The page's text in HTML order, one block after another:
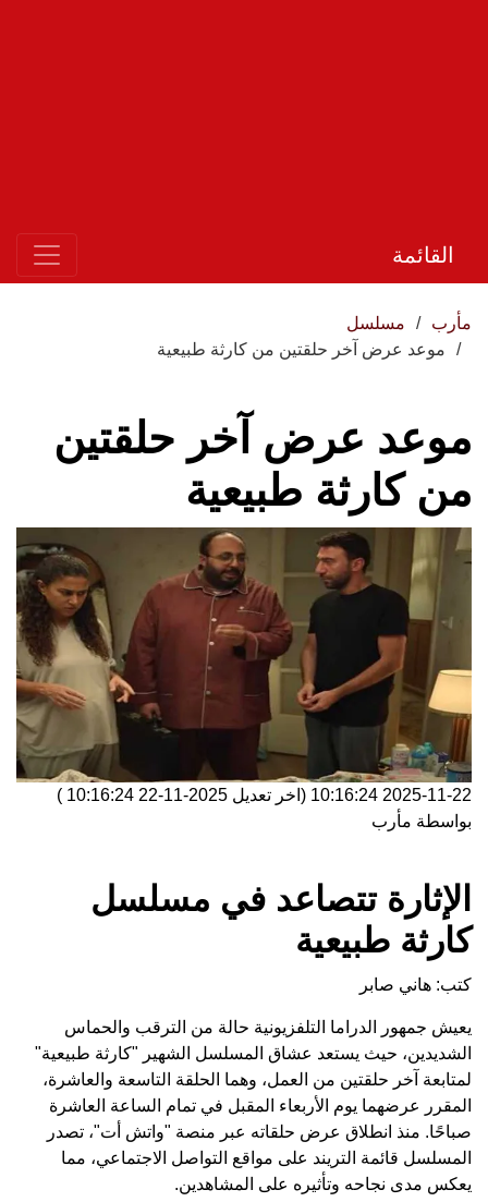
القائمة
مأرب
مسلسل
موعد عرض آخر حلقتين من كارثة طبيعية
موعد عرض آخر حلقتين
من كارثة طبيعية
2025-11-22 10:16:24 (اخر تعديل 2025-11-22 10:16:24
)
بواسطة مأرب
الإثارة تتصاعد في مسلسل
كارثة طبيعية
كتب: هاني صابر
يعيش جمهور الدراما التلفزيونية حالة من الترقب والحماس
الشديدين، حيث يستعد عشاق المسلسل الشهير "كارثة طبيعية"
لمتابعة آخر حلقتين من العمل، وهما الحلقة التاسعة والعاشرة،
المقرر عرضهما يوم الأربعاء المقبل في تمام الساعة العاشرة
صباحًا. منذ انطلاق عرض حلقاته عبر منصة "واتش أت"، تصدر
المسلسل قائمة التريند على مواقع التواصل الاجتماعي، مما
يعكس مدى نجاحه وتأثيره على المشاهدين.